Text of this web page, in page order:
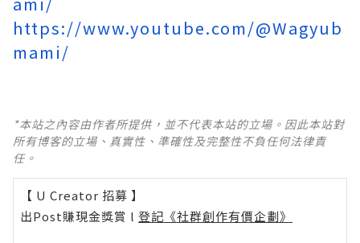
https://www.youtube.com/@Wagyub
mami/
*本站之內容由作者所提供，並不代表本站的立場。因此本站對
所有博客的立場、真實性、準確性及完整性不負任何法律責
任。
【 U Creator 招募 】
出Post賺現金獎賞 l 登記《社群創作有價企劃》